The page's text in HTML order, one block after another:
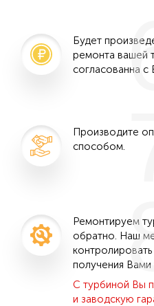
Будет
ремонта вашей
согласованна с
Производите
способом.
Ремонтируем
обратно. Наш
получения Вами
С турбиной Вы
и заводскую